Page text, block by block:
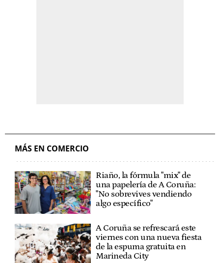
MÁS EN COMERCIO
Riaño, la fórmula "mix" de
una papelería de A Coruña:
"No sobrevives vendiendo
algo específico"
A Coruña se refrescará este
viernes con una nueva fiesta
de la espuma gratuita en
Marineda City